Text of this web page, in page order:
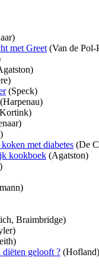
met Greet (Van de Pol-
(Speck)
(Harpenau)
met diabetes (De
kookboek (Agatston)
Braimbridge)
diëten gelooft ? (Hofland)